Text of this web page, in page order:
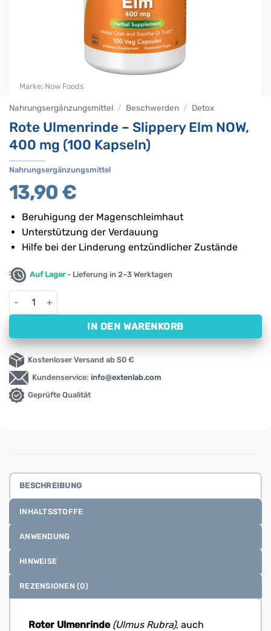
Nahrungsergänzungsmittel / Beschwerden / Detox
Rote Ulmenrinde – Slippery Elm NOW,
400 mg (100 Kapseln)
Nahrungsergänzungsmittel
13,90 €
Beruhigung der Magenschleimhaut
Unterstützung der Verdauung
Hilfe bei der Linderung entzündlicher Zustände
Auf Lager- Lieferung in 2–3 Werktagen
Rote Ulmenrinde – Slippery Elm NOW, 400 mg (100 Kapseln)
IN DEN WARENKORB
Kostenloser Versand ab 50 €
Kundenservice: info@extenlab.com
Geprüfte Qualität
Marke: Now Foods
BESCHREIBUNG
INHALTSSTOFFE
ANWENDUNG
HINWEISE
REZENSIONEN (0)
Roter Ulmenrinde (Ulmus Rubra), auch